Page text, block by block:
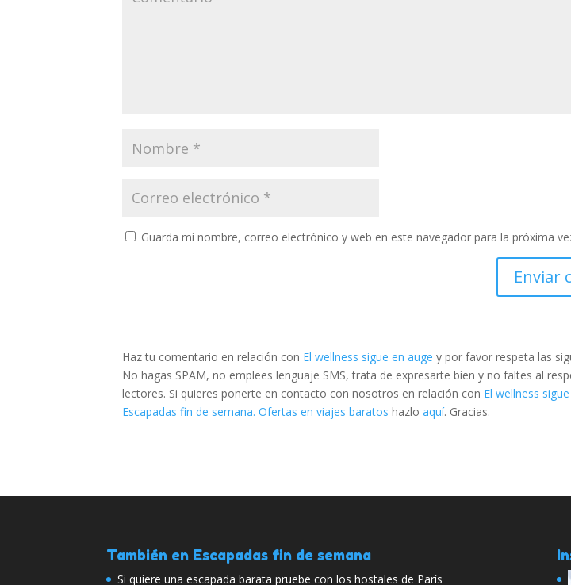
Guarda mi nombre, correo electrónico y web en este navegador para la próxima
Haz tu comentario en relación con El wellness sigue en auge y por favor respeta las
No hagas SPAM, no emplees lenguaje SMS, trata de expresarte bien y no faltes al
lectores. Si quieres ponerte en contacto con nosotros en relación con El wellness
Escapadas fin de semana. Ofertas en viajes baratos hazloaquí. Gracias.
También en Escapadas fin de semana
Si quiere una escapada barata pruebe con los hostales de París